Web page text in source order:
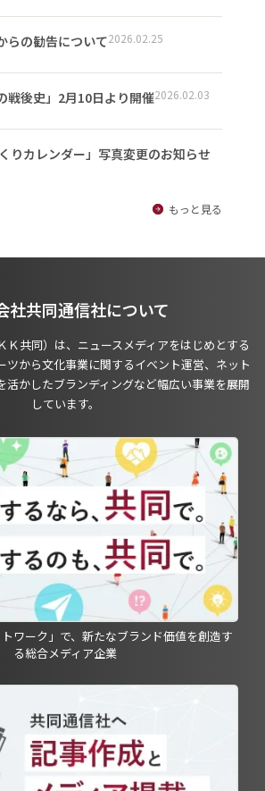
らの勧告について2026.02.25
戦後史」2月10日より開催2026.02.03
りカレンダー」写真変更のお知らせ
もっと見る
社共同通信社について
Ｋ共同）は、ニュースメディアをはじめとする
ツから文化事業に関するイベント運営、ネット
活かしたブランディングなど幅広い事業を展開
しています。
トワーク」で、新たなブランド価値を創造す
る総合メディア企業